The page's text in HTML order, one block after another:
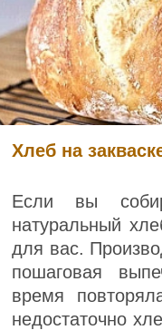
Хлеб на
Если вы
натуральный
для вас.
пошаговая
время
недостаточно